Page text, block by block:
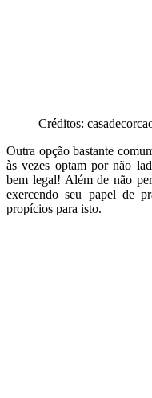
Créditos:
Outra opção bastante
às vezes optam por não
bem legal! Além de não
exercendo seu papel de
propícios para isto.